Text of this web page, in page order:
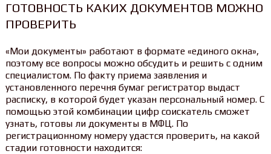
ГОТОВНОСТЬ КАКИХ ДОКУМЕНТОВ МОЖНО
ПРОВЕРИТЬ
«Мои документы» работают в формате «единого окна»,
поэтому все вопросы можно обсудить и решить с одним
специалистом. По факту приема заявления и
установленного перечня бумаг регистратор выдаст
расписку, в которой будет указан персональный номер. С
помощью этой комбинации цифр соискатель сможет
узнать, готовы ли документы в МФЦ. По
регистрационному номеру удастся проверить, на какой
стадии готовности находится: